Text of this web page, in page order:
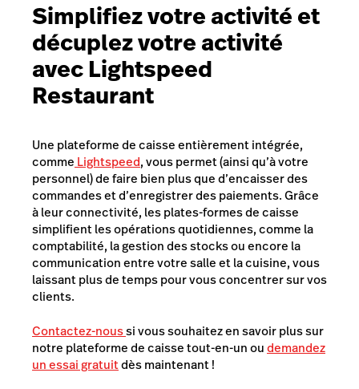
Simplifiez votre activité et
décuplez votre activité
avec Lightspeed
Restaurant
Une plateforme de caisse entièrement intégrée,
comme Lightspeed, vous permet (ainsi qu’à votre
personnel) de faire bien plus que d’encaisser des
commandes et d’enregistrer des paiements. Grâce
à leur connectivité, les plates-formes de caisse
simplifient les opérations quotidiennes, comme la
comptabilité, la gestion des stocks ou encore la
communication entre votre salle et la cuisine, vous
laissant plus de temps pour vous concentrer sur vos
clients.
Contactez-noussi vous souhaitez en savoir plus sur
notre plateforme de caisse tout-en-un oudemandez
un essai gratuitdès maintenant !